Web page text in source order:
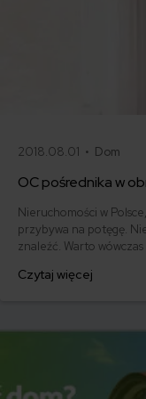
2018.08.01 • Dom
OC pośrednika w
Nieruchomości w
przybywa na potęgę.
znaleźć. Warto wówczas zwrócić się do pośrednika w obrocie
OC pośrednika w
Czytaj więcej